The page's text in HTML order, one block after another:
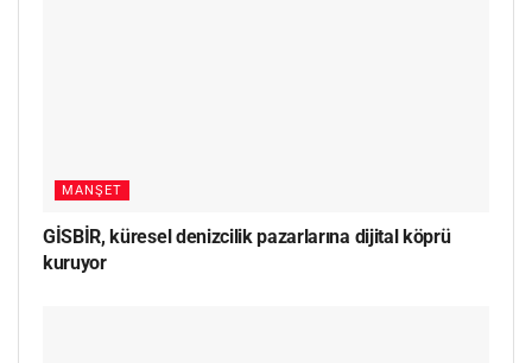
MANŞET
GİSBİR, küresel denizcilik pazarlarına dijital köprü
kuruyor